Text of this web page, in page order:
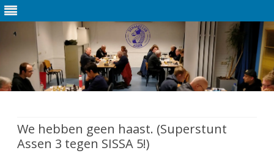
de
inhoud
We hebben geen haast. (Superstunt
Assen 3 tegen SISSA 5!)